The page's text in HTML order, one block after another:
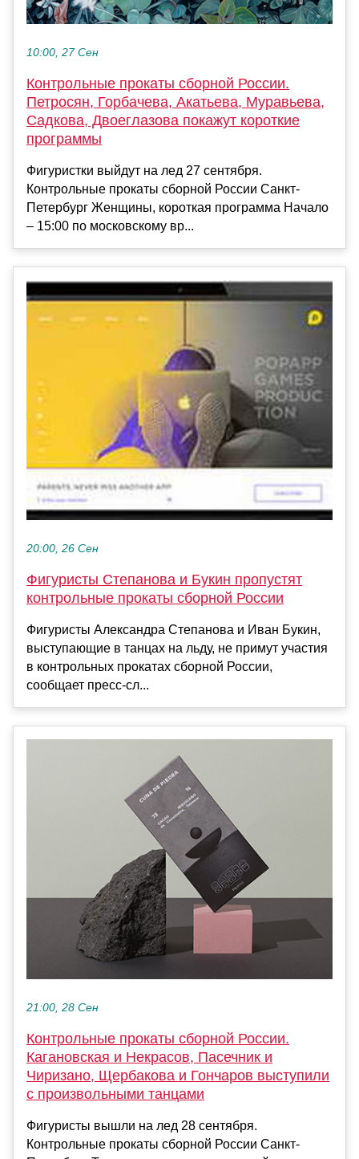
10:00, 27 Сен
Контрольные прокаты сборной России.
Петросян, Горбачева, Акатьева, Муравьева,
Садкова, Двоеглазова покажут короткие
программы
Фигуристки выйдут на лед 27 сентября.
Контрольные прокаты сборной России Санкт-
Петербург Женщины, короткая программа Начало
– 15:00 по московскому вр...
20:00, 26 Сен
Фигуристы Степанова и Букин пропустят
контрольные прокаты сборной России
Фигуристы Александра Степанова и Иван Букин,
выступающие в танцах на льду, не примут участия
в контрольных прокатах сборной России,
сообщает пресс‑сл...
21:00, 28 Сен
Контрольные прокаты сборной России.
Кагановская и Некрасов, Пасечник и
Чиризано, Щербакова и Гончаров выступили
с произвольными танцами
Фигуристы вышли на лед 28 сентября.
Контрольные прокаты сборной России Санкт-